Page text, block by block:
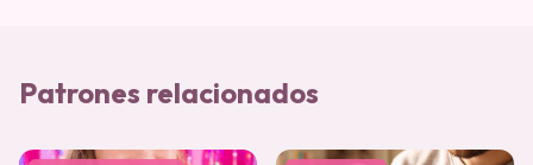
Patrones relacionados